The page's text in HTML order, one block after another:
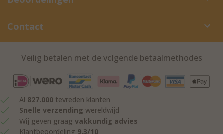
Contact
Veilig betalen met de volgende betaalmethodes
Al 827.000 tevreden klanten
Snelle verzending wereldwijd
Wij geven graag vakkundig advies
Klantbeoordeling 9,3/10